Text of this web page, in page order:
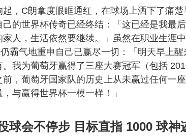
起，C朗拿度眼眶通红，在球场上洒下了痛
己的世界杯传奇已经终结：「这已经是我最
家人，生活依然要继续。」虽然在职业生涯
霸气地重申自己已赢尽一切：「明天早上
我为葡萄牙赢得了三座大赛冠军（包括
前，葡萄牙国家队的历史上从未赢过任何一
与赢得世界杯一模一样！」
球会不停步 目标直指 1000 球神